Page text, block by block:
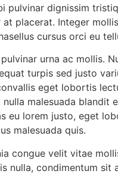
pulvinar dignissim
placerat. Integer
cursus orci eu
urna ac mollis.
turpis sed justo
eget lobortis
malesuada blandit
eu lorem justo, eget
malesuada quis.
congue velit vitae
nulla, condimentum